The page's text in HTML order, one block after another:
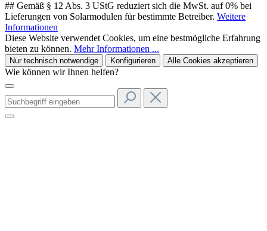
## Gemäß § 12 Abs. 3 UStG reduziert sich die MwSt. auf 0% bei
Lieferungen von Solarmodulen für bestimmte Betreiber. Weitere
Informationen
Diese Website verwendet Cookies, um eine bestmögliche Erfahrung
bieten zu können. Mehr Informationen ...
Nur technisch notwendige Konfigurieren Alle Cookies akzeptieren
Wie können wir Ihnen helfen?